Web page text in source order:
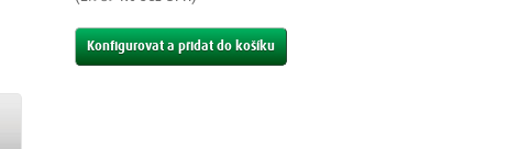
Konfigurovat a přidat do košíku